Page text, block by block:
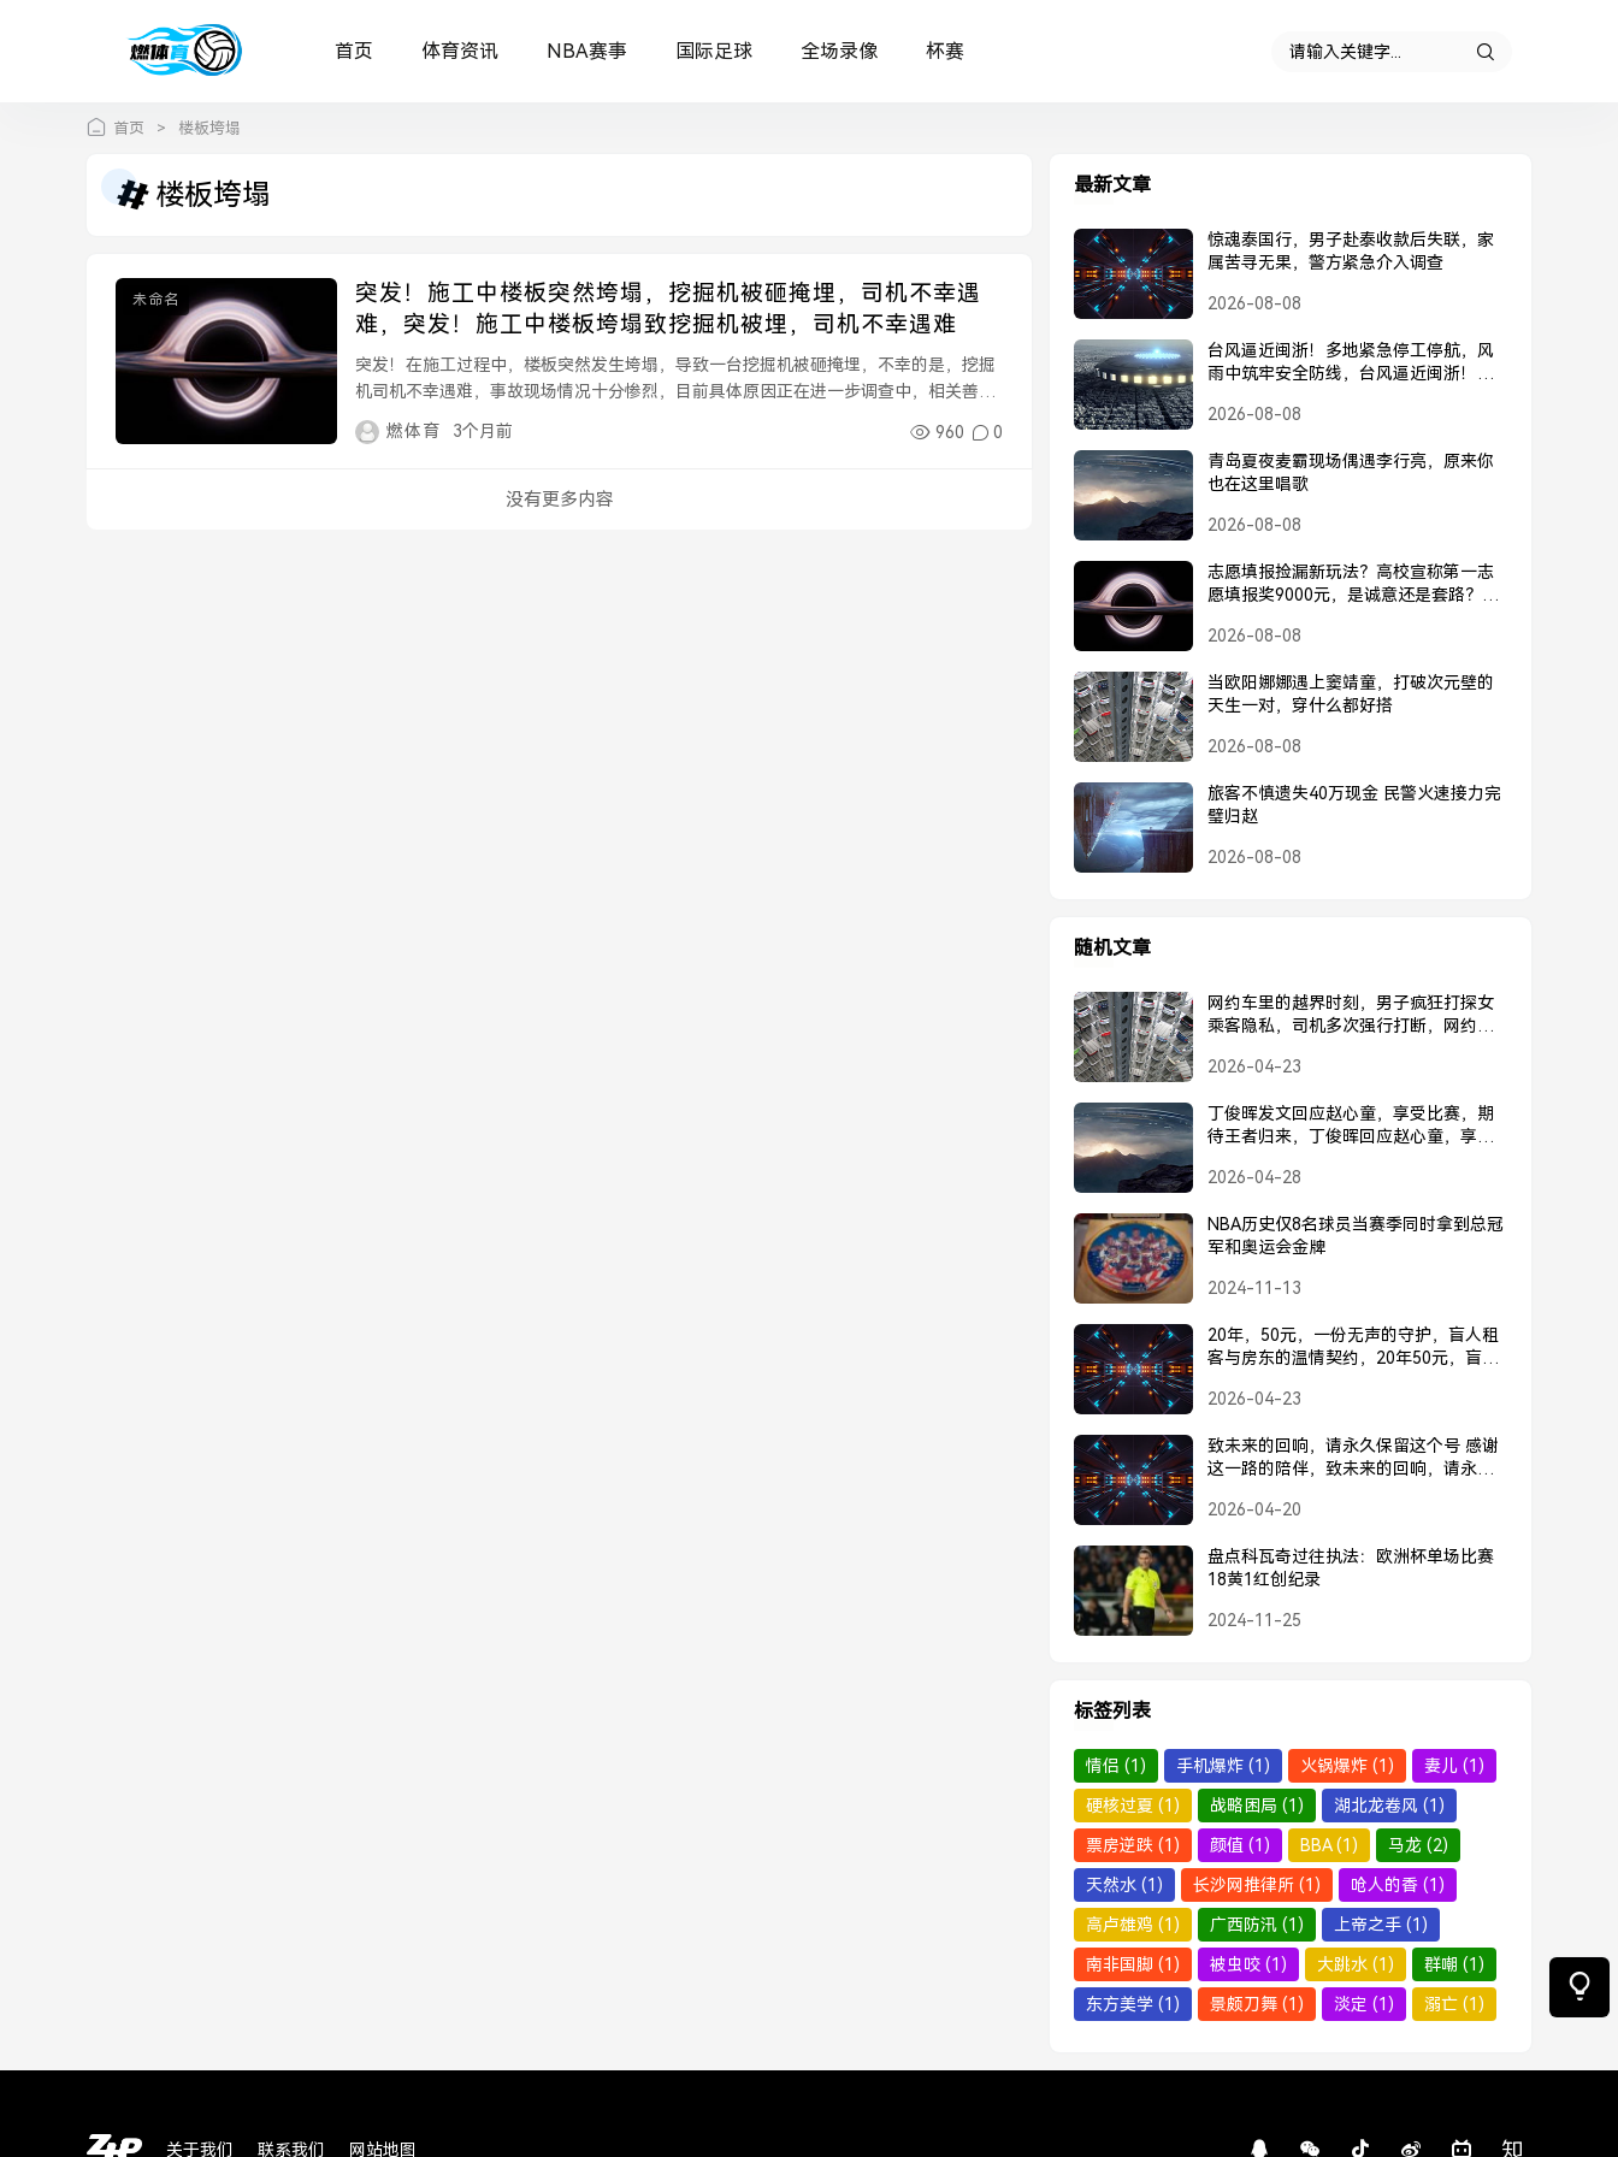
首页 体育资讯 NBA赛事 国际足球 全场录像 杯赛
首页 > 楼板垮塌
楼板垮塌
未命名
突发！施工中楼板突然垮塌，挖掘机被砸掩埋，司机不幸遇
难，突发！施工中楼板垮塌致挖掘机被埋，司机不幸遇难
突发！在施工过程中，楼板突然发生垮塌，导致一台挖掘机被砸掩埋，不幸的是，挖掘
机司机不幸遇难，事故现场情况十分惨烈，目前具体原因正在进一步调查中，相关善后
处理工作正在进行。...
燃体育 3个月前 960 0
没有更多内容
最新文章
惊魂泰国行，男子赴泰收款后失联，家
属苦寻无果，警方紧急介入调查
2026-08-08
台风逼近闽浙！多地紧急停工停航，风
雨中筑牢安全防线，台风逼近闽浙！多
2026-08-08
青岛夏夜麦霸现场偶遇李行亮，原来你
也在这里唱歌
2026-08-08
志愿填报捡漏新玩法？高校宣称第一志
愿填报奖9000元，是诚意还是套路？高
套路？
2026-08-08
当欧阳娜娜遇上窦靖童，打破次元壁的
天生一对，穿什么都好搭
2026-08-08
旅客不慎遗失40万现金 民警火速接力完
璧归赵
2026-08-08
随机文章
网约车里的越界时刻，男子疯狂打探女
乘客隐私，司机多次强行打断，网约车
强行打断
2026-04-23
丁俊晖发文回应赵心童，享受比赛，期
待王者归来，丁俊晖回应赵心童，享受
2026-04-28
NBA历史仅8名球员当赛季同时拿到总冠
军和奥运会金牌
2024-11-13
20年，50元，一份无声的守护，盲人租
客与房东的温情契约，20年50元，盲人
2026-04-23
致未来的回响，请永久保留这个号 感谢
这一路的陪伴，致未来的回响，请永久
2026-04-20
盘点科瓦奇过往执法：欧洲杯单场比赛
18黄1红创纪录
2024-11-25
标签列表
情侣 (1) 手机爆炸 (1) 火锅爆炸 (1) 妻儿 (1)
硬核过夏 (1) 战略困局 (1) 湖北龙卷风 (1)
票房逆跌 (1) 颜值 (1) BBA(1) 马龙 (2)
天然水 (1) 长沙网推律所 (1) 呛人的香 (1)
高卢雄鸡 (1) 广西防汛 (1) 上帝之手 (1)
南非国脚 (1) 被虫咬 (1) 大跳水 (1) 群嘲 (1)
东方美学 (1) 景颇刀舞 (1) 淡定 (1) 溺亡 (1)
关于我们 联系我们 网站地图